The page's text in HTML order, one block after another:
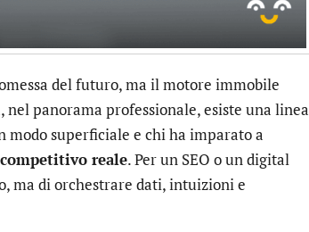
del futuro, ma il motore immobile
panorama professionale, esiste una linea
modo superficiale e chi ha imparato a
reale. Per un SEO o un digital
ma di orchestrare dati, intuizioni e